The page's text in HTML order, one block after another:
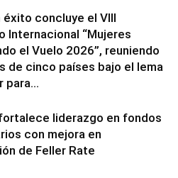
éxito concluye el VIII
Internacional “Mujeres
el Vuelo 2026”, reuniendo
de cinco países bajo el lema
para...
liderazgo en fondos
con mejora en
de Feller Rate